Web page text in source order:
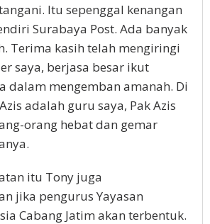
Itu sepenggal kenangan
Surabaya Post. Ada banyak
Terima kasih telah mengiringi
saya, berjasa besar ikut
dalam mengemban amanah. Di
adalah guru saya, Pak Azis
orang hebat dan gemar
itu Tony juga
jika pengurus Yayasan
Cabang Jatim akan terbentuk.